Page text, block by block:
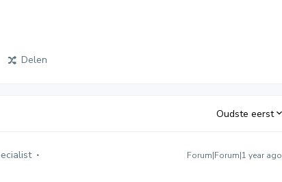
Delen
Oudste eerst
Forum|Forum|1 year ago